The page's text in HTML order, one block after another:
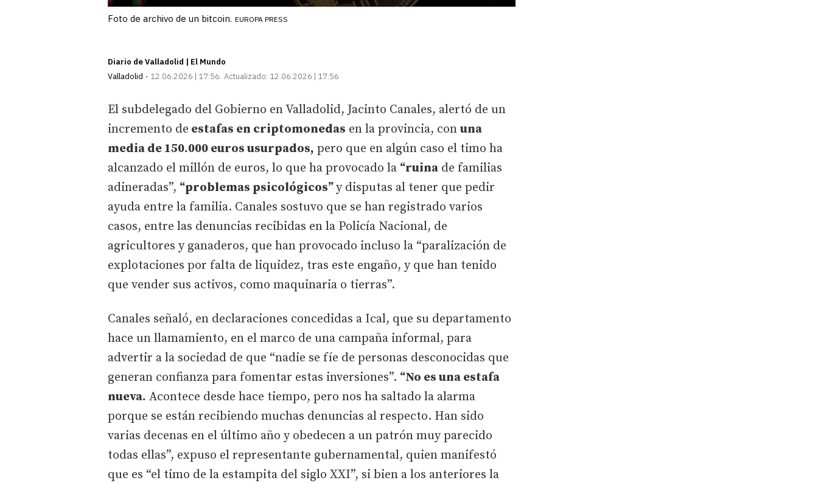
Foto de archivo de un bitcoin. EUROPA PRESS
Diario de Valladolid | El Mundo
Valladolid
12.06.2026 | 17:56 Actualizado: 12.06.2026 | 17:56
El subdelegado del Gobierno en Valladolid, Jacinto Canales, alertó de un
incremento de estafas en criptomonedas en la provincia, con una
media de 150.000 euros usurpados, pero que en algún caso el timo ha
alcanzado el millón de euros, lo que ha provocado la “ruina de familias
adineradas”, “problemas psicológicos”y disputas al tener que pedir
ayuda entre la familia. Canales sostuvo que se han registrado varios
casos, entre las denuncias recibidas en la Policía Nacional, de
agricultores y ganaderos, que han provocado incluso la “paralización de
explotaciones por falta de liquidez, tras este engaño, y que han tenido
que vender sus activos, como maquinaria o tierras”.
Canales señaló, en declaraciones concedidas a Ical, que su departamento
hace un llamamiento, en el marco de una campaña informal, para
advertir a la sociedad de que “nadie se fíe de personas desconocidas que
generan confianza para fomentar estas inversiones”. “No es una estafa
nueva. Acontece desde hace tiempo, pero nos ha saltado la alarma
porque se están recibiendo muchas denuncias al respecto. Han sido
varias decenas en el último año y obedecen a un patrón muy parecido
todas ellas”, expuso el representante gubernamental, quien manifestó
que es “el timo de la estampita del siglo XXI”, si bien a los anteriores la